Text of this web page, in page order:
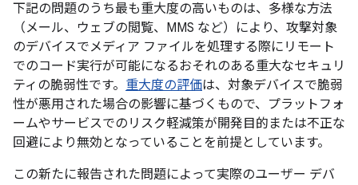
下記の問題のうち最も重大度の高いものは、多様な方法
（メール、ウェブの閲覧、MMS など）により、攻撃対象
のデバイスでメディア ファイルを処理する際にリモート
でのコード実行が可能になるおそれのある重大なセキュリ
ティの脆弱性です。 重大度の評価は、対象デバイスで脆弱
性が悪用された場合の影響に基づくもので、プラットフォ
ームやサービスでのリスク軽減策が開発目的または不正な
回避により無効となっていることを前提としています。
この新たに報告された問題によって実際のユーザー デバ